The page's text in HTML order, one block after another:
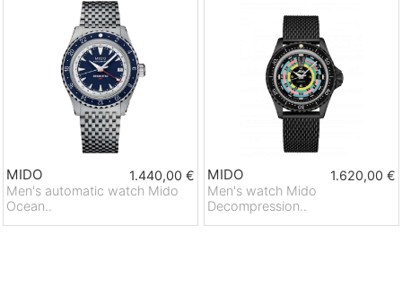
MIDO
1.440,00 €
Men's automatic watch Mido
Ocean..
MIDO
1.620,00 €
Men's watch Mido
Decompression..